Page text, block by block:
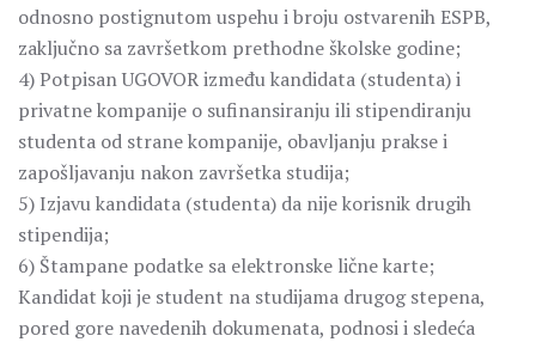
odnosno postignutom uspehu i broju ostvarenih ESPB,
zaključno sa završetkom prethodne školske godine;
4) Potpisan UGOVOR između kandidata (studenta) i
privatne kompanije o sufinansiranju ili stipendiranju
studenta od strane kompanije, obavljanju prakse i
zapošljavanju nakon završetka studija;
5) Izjavu kandidata (studenta) da nije korisnik drugih
stipendija;
6) Štampane podatke sa elektronske lične karte;
Kandidat koji je student na studijama drugog stepena,
pored gore navedenih dokumenata, podnosi i sledeća